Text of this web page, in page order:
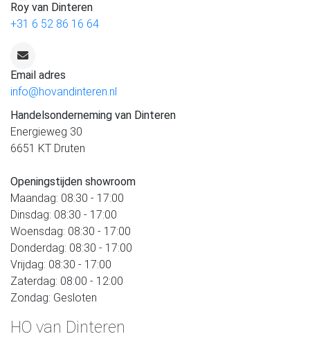
Roy van Dinteren
+31 6 52 86 16 64
Email adres
info@hovandinteren.nl
Handelsonderneming van Dinteren
Energieweg 30
6651 KT Druten
Openingstijden showroom
Maandag: 08:30 - 17:00
Dinsdag: 08:30 - 17:00
Woensdag: 08:30 - 17:00
Donderdag: 08:30 - 17:00
Vrijdag: 08:30 - 17:00
Zaterdag: 08:00 - 12:00
Zondag: Gesloten
HO van Dinteren